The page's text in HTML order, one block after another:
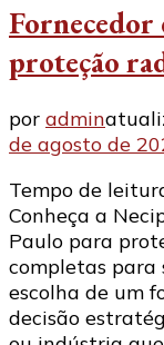
Fornecedor
proteção
por admin
de agosto de
Tempo de
Conheça a
Paulo para
completas para
escolha de um
decisão